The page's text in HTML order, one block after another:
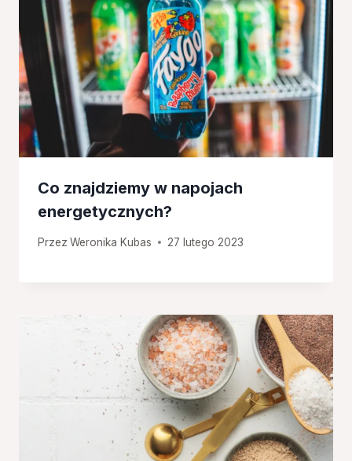
Co znajdziemy w napojach
energetycznych?
Przez Weronika Kubas 27 lutego 2023